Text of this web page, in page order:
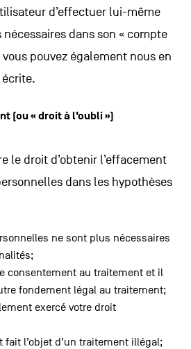
d’effectuer lui-même
dans son « compte
pouvez également nous en
(ou « droit à l’oubli »)
le droit d’obtenir l’effacement
dans les hypothèses
ne sont plus nécessaires
consentement au traitement et il
fondement légal au traitement;
exercé votre droit
fait l’objet d’un traitement illégal;